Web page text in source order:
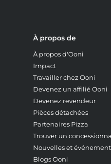
À propos de
À propos d'Ooni
Impact
Travailler chez Ooni
Devenez un affilié Ooni
Devenez revendeur
Pièces détachées
Partenaires Pizza
Trouver un
Nouvelles et
Blogs Ooni